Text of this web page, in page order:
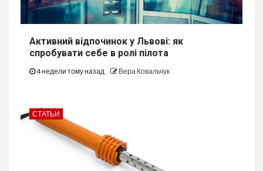
Активний відпочинок у Львові: як
спробувати себе в ролі пілота
4 недели тому назад Вера Ковальчук
СТАТЬИ